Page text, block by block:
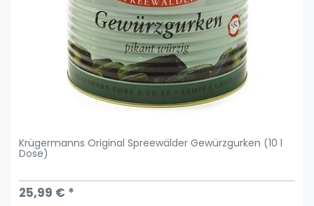
Krügermanns Original Spreewälder Gewürzgurken (10 l
Dose)
25,99 € *